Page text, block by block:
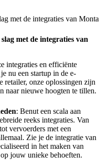
met de integraties van
integraties en efficiënte
nu een startup in de e-
retailer, onze oplossingen zijn
naar nieuwe hoogten te tillen.
: Benut een scala aan
reeks integraties. Van
vervoerders met een
Zie je de integratie van
in het maken van
jouw unieke behoeften.